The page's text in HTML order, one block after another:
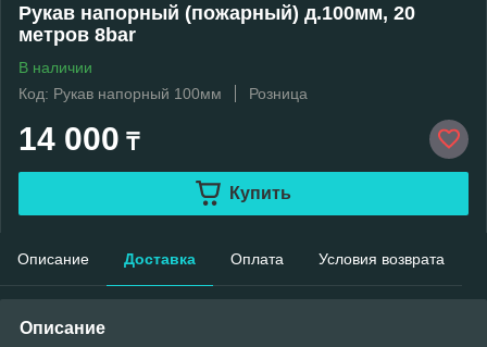
Рукав напорный (пожарный) д.100мм, 20
метров 8bar
В наличии
Код: Рукав напорный 100мм
Розница
14 000 ₸
Купить
Описание Доставка Оплата Условия возврата
Описание